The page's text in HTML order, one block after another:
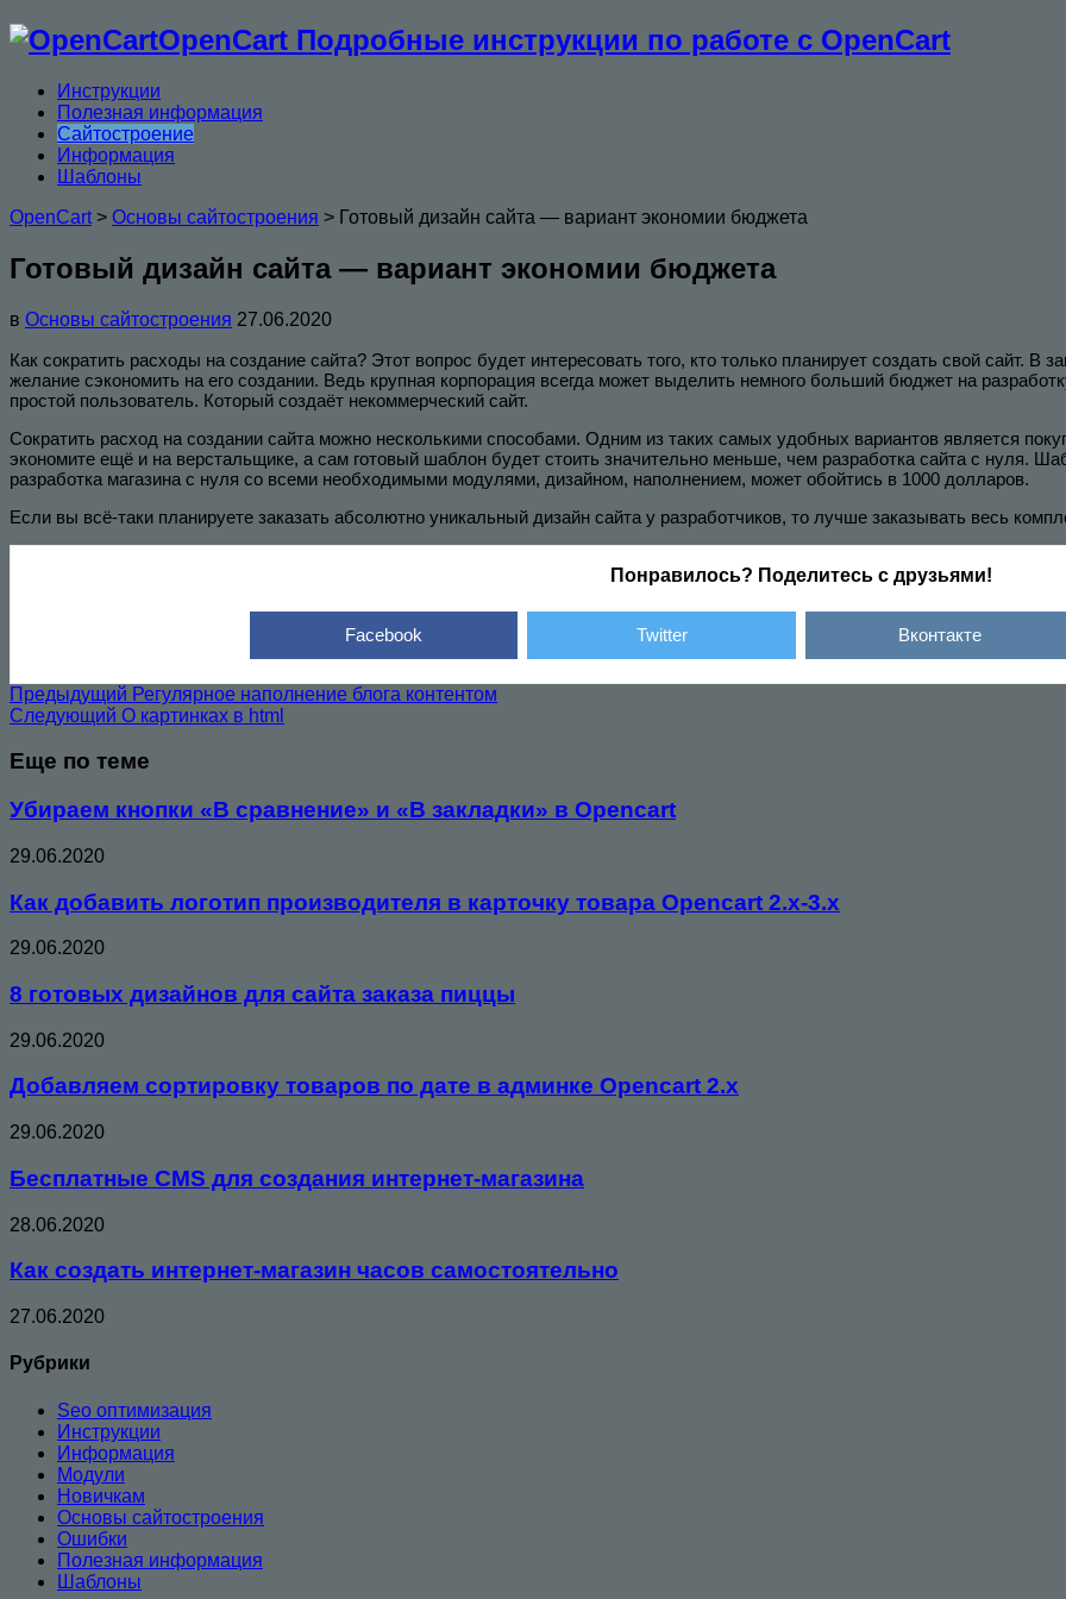
OpenCart Подробные инструкции по работе с OpenCart
Инструкции
Полезная информация
Сайтостроение
Информация
Шаблоны
OpenCart> Основы сайтостроения > Готовый дизайн сайта — вариант экономии бюджета
Готовый дизайн сайта — вариант экономии бюджета
в Основы сайтостроения 27.06.2020
Как сократить расходы на создание сайта? Этот вопрос будет интересовать того, кто только планирует создать свой сайт. В
желание сэкономить на его создании. Ведь крупная корпорация всегда может выделить немного больший бюджет на
простой пользователь. Который создаёт некоммерческий сайт.
Сократить расход на создании сайта можно несколькими способами. Одним из таких самых удобных вариантов является
экономите ещё и на верстальщике, а сам готовый шаблон будет стоить значительно меньше, чем разработка сайта с нуля.
разработка магазина с нуля со всеми необходимыми модулями, дизайном, наполнением, может обойтись в 1000 долларов.
Если вы всё-таки планируете заказать абсолютно уникальный дизайн сайта у разработчиков, то лучше заказывать весь
Понравилось? Поделитесь с друзьями!
Facebook Twitter Вконтакте
Предыдущий Регулярное наполнение блога контентом
Следующий О картинках в html
Еще по теме
Убираем кнопки «В сравнение» и «В закладки» в Opencart
29.06.2020
Как добавить логотип производителя в карточку товара Opencart 2.x-3.x
29.06.2020
8 готовых дизайнов для сайта заказа пиццы
29.06.2020
Добавляем сортировку товаров по дате в админке Opencart 2.x
29.06.2020
Бесплатные CMS для создания интернет-магазина
28.06.2020
Как создать интернет-магазин часов самостоятельно
27.06.2020
Рубрики
Seo оптимизация
Инструкции
Информация
Модули
Новичкам
Основы сайтостроения
Ошибки
Полезная информация
Шаблоны